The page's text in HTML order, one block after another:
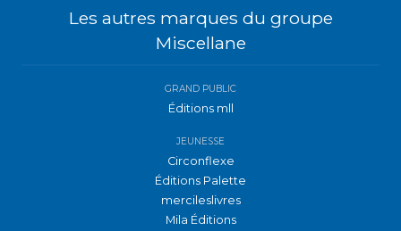
Les autres marques du groupe
Miscellane
GRAND PUBLIC
Éditions mll
JEUNESSE
Circonflexe
Éditions Palette
mercileslivres
Mila Éditions